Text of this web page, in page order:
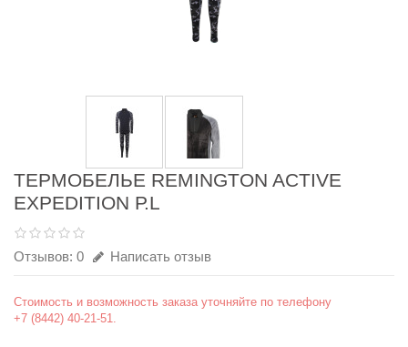
ТЕРМОБЕЛЬЕ REMINGTON ACTIVE
EXPEDITION Р.L
Отзывов: 0 Написать отзыв
Стоимость и возможность заказа уточняйте по телефону
+7 (8442) 40-21-51.